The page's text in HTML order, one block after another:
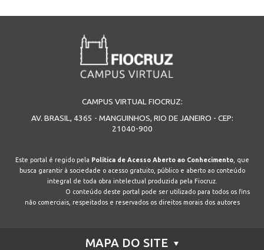
CAMPUS VIRTUAL FIOCRUZ:
AV. BRASIL, 4365 - MANGUINHOS, RIO DE JANEIRO - CEP:
21040-900
Este portal é regido pela Política de Acesso Aberto ao Conhecimento, que
busca garantir à sociedade o acesso gratuito, público e aberto ao conteúdo
integral de toda obra intelectual produzida pela Fiocruz.
O conteúdo deste portal pode ser utilizado para todos os fins
não comerciais, respeitados e reservados os direitos morais dos autores
MAPA DO SITE